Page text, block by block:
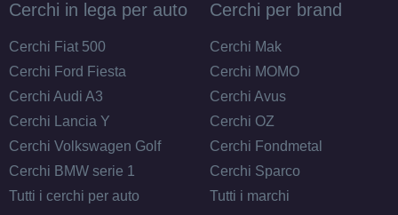
Cerchi in lega per auto
Cerchi Fiat 500
Cerchi Ford Fiesta
Cerchi Audi A3
Cerchi Lancia Y
Cerchi Volkswagen Golf
Cerchi BMW serie 1
Tutti i cerchi per auto
Cerchi per brand
Cerchi Mak
Cerchi MOMO
Cerchi Avus
Cerchi OZ
Cerchi Fondmetal
Cerchi Sparco
Tutti i marchi